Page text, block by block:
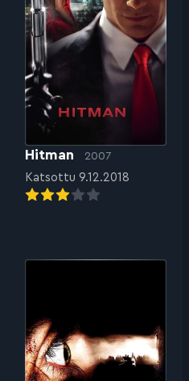
Hitman 2007
Katsottu 9.12.2018